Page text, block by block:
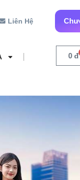
Liên Hệ
0 đ